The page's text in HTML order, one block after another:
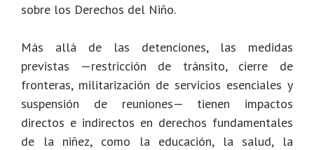
sobre los Derechos del Niño.
Más allá de las detenciones, las medidas
previstas —restricción de tránsito, cierre de
fronteras, militarización de servicios esenciales y
suspensión de reuniones— tienen impactos
directos e indirectos en derechos fundamentales
de la niñez, como la educación, la salud, la